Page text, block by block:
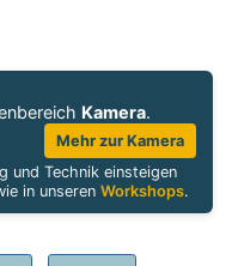
Kamera.
Mehr zur Kamera
und Technik einsteigen
in unserenWorkshops.